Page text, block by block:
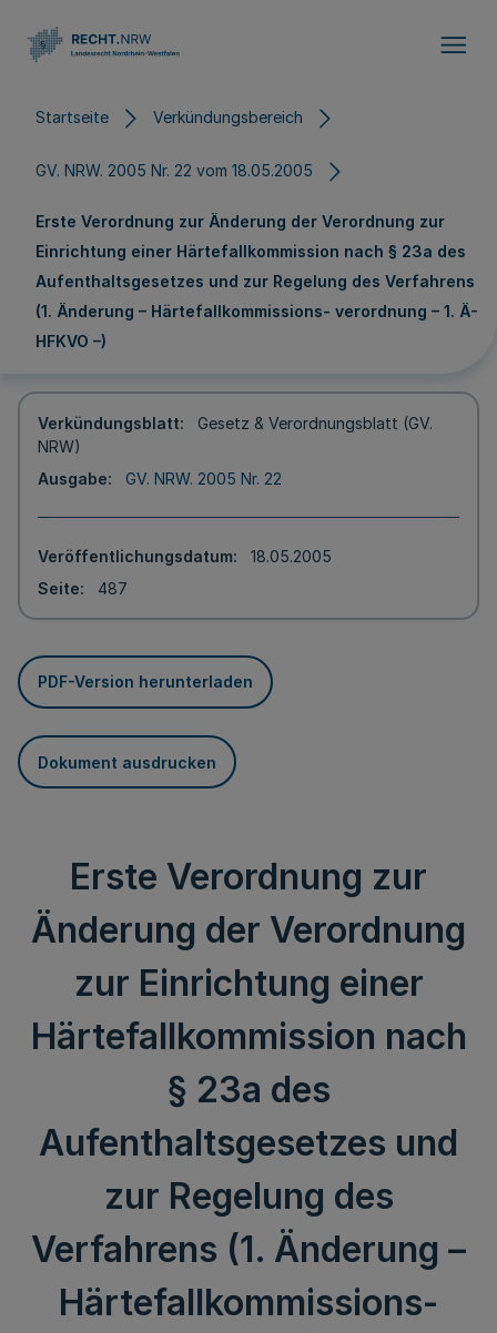
Startseite Verkündungsbereich
GV. NRW. 2005 Nr. 22 vom 18.05.2005
Erste Verordnung zur Änderung der Verordnung zur
Einrichtung einer Härtefallkommission nach § 23a des
Aufenthaltsgesetzes und zur Regelung des Verfahrens
(1. Änderung – Härtefallkommissions- verordnung – 1. Ä-
HFKVO –)
Verkündungsblatt
Gesetz & Verordnungsblatt (GV.
NRW)
Ausgabe
GV. NRW. 2005 Nr. 22
Veröffentlichungsdatum
18.05.2005
Seite
487
PDF-Version herunterladen
Dokument ausdrucken
Erste Verordnung zur
Änderung der Verordnung
zur Einrichtung einer
Härtefallkommission nach
§ 23a des
Aufenthaltsgesetzes und
zur Regelung des
Verfahrens (1. Änderung –
Härtefallkommissions-